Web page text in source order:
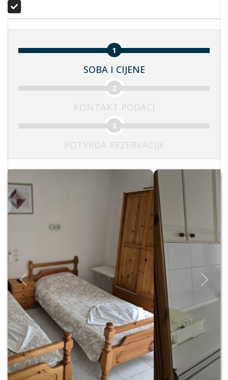
1
SOBA I CIJENE
2
KONTAKT PODACI
3
POTVRDA REZERVACIJE
Previous Next